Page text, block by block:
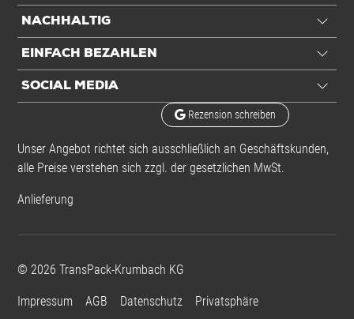
NACHHALTIG
EINFACH BEZAHLEN
SOCIAL MEDIA
Rezension schreiben
Unser Angebot richtet sich ausschließlich an Geschäftskunden,
alle Preise verstehen sich zzgl. der gesetzlichen MwSt.
Anlieferung
© 2026 TransPack-Krumbach KG
Impressum AGB Datenschutz Privatsphäre